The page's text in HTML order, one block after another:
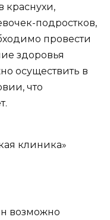
краснухи,
подростков,
провести
здоровья
осуществить в
что
клиника»
возможно